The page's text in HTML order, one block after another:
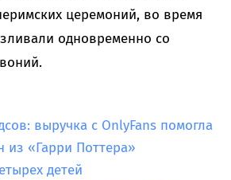
церемоний, во время
одновременно со
выручка с OnlyFans помогла
из «Гарри Поттера»
детей